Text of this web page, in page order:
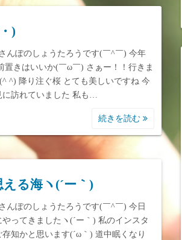
)
んぽのしょうたろうです(￣^￣) 今年
きはいいか(￣ω￣) さぁー！！行きま
^) 降り注ぐ桜 とても美しいですね 今
訪れていました 私も…
続きを読む
る海ヽ(´ー｀)
んぽのしょうたろうです(￣^￣) 今日
ってきましたヽ(´ー｀) 私のインスタ
知かと思います(´ω｀) 道中眠くなり